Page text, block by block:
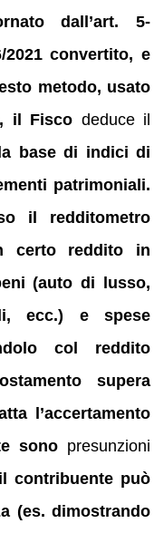
dall’art. 5-
convertito, e
metodo, usato
il Fisco deduce il
base di indici di
patrimoniali.
il redditometro
certo reddito in
(auto di lusso,
ecc.) e spese
col reddito
supera
l’accertamento
sono presunzioni
contribuente può
(es. dimostrando